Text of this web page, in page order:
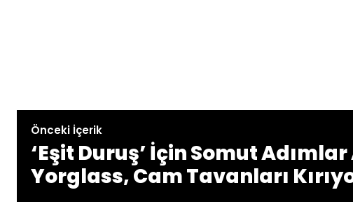
Önceki İçerik
‘Eşit Duruş’ İçin Somut
Yorglass, Cam Tavanları